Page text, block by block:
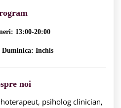
13:00-20:00
Duminica: Inchis
noi
psiholog clinician,